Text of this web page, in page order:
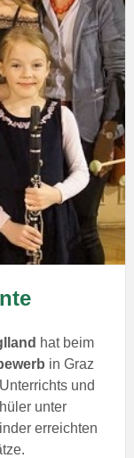
hat beim
in Graz
und
unter
erreichten